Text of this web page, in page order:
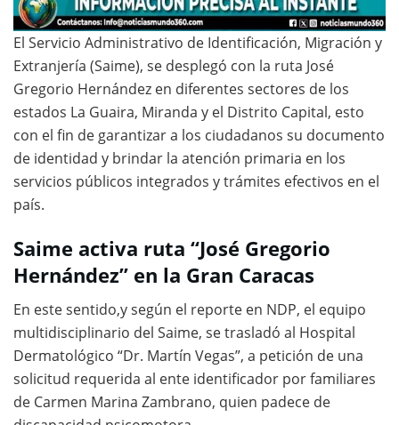
El Servicio Administrativo de Identificación, Migración y
Extranjería (Saime), se desplegó con la ruta José
Gregorio Hernández en diferentes sectores de los
estados La Guaira, Miranda y el Distrito Capital, esto
con el fin de garantizar a los ciudadanos su documento
de identidad y brindar la atención primaria en los
servicios públicos integrados y trámites efectivos en el
país.
Saime activa ruta “José Gregorio
Hernández” en la Gran Caracas
En este sentido,y según el reporte en NDP, el equipo
multidisciplinario del Saime, se trasladó al Hospital
Dermatológico “Dr. Martín Vegas”, a petición de una
solicitud requerida al ente identificador por familiares
de Carmen Marina Zambrano, quien padece de